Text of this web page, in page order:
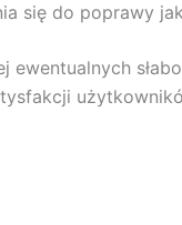
się do poprawy